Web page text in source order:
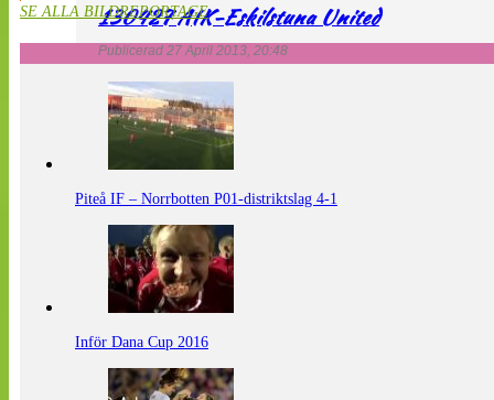
130427 AIK-Eskilstuna United
Publicerad 27 April 2013, 20:48
SE ALLA BILDREPORTAGE
Piteå IF – Norrbotten P01-distriktslag 4-1
Inför Dana Cup 2016